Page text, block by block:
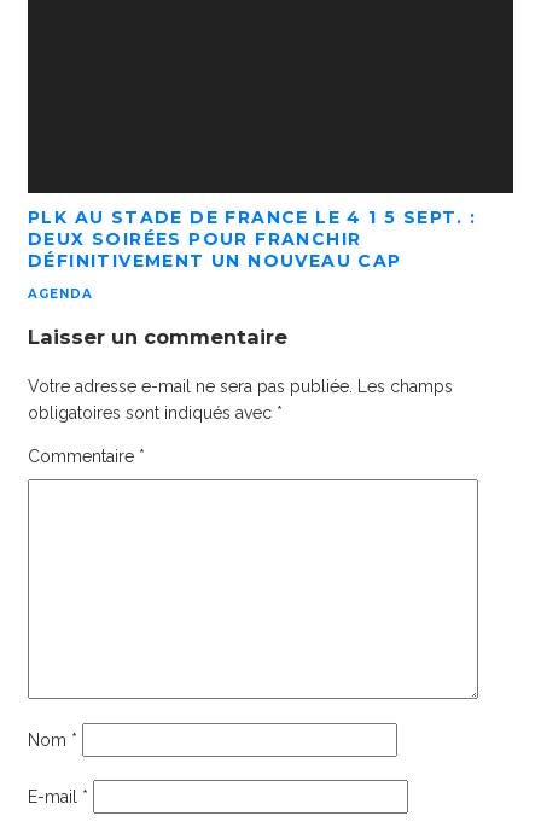
PLK AU STADE DE FRANCE LE 4 1 5 SEPT. :
DEUX SOIRÉES POUR FRANCHIR
DÉFINITIVEMENT UN NOUVEAU CAP
AGENDA
Laisser un commentaire
Votre adresse e-mail ne sera pas publiée. Les champs
obligatoires sont indiqués avec *
Commentaire *
Nom *
E-mail *